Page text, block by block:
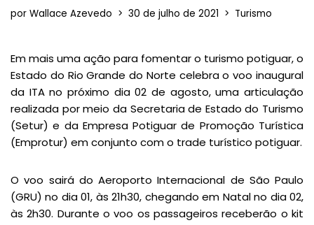
por Wallace Azevedo 30 de julho de 2021 Turismo
Em mais uma ação para fomentar o turismo potiguar, o
Estado do Rio Grande do Norte celebra o voo inaugural
da ITA no próximo dia 02 de agosto, uma articulação
realizada por meio da Secretaria de Estado do Turismo
(Setur) e da Empresa Potiguar de Promoção Turística
(Emprotur) em conjunto com o trade turístico potiguar.
O voo sairá do Aeroporto Internacional de São Paulo
(GRU) no dia 01, às 21h30, chegando em Natal no dia 02,
às 2h30. Durante o voo os passageiros receberão o kit